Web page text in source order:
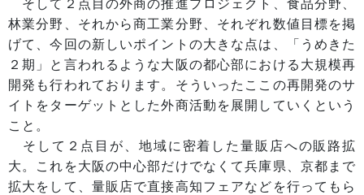
そして２点目の外商の推進プロジェクト、食品分野、
林業分野、それから商工業分野、それぞれ数値目標を掲
げて、今回の新しいポイントの大きな点は、「うめきた
２期」と言われるような大阪の都心部における大規模再
開発も行われております。そういったここの再開発のサ
イトをターゲットとした外商活動を展開していくという
こと。
そして２点目が、地域に密着した量販店への販路拡
大。これを大阪の中心部だけでなくて兵庫県、京都まで
拡大をして、量販店で直接高知フェアなどを行ってもら